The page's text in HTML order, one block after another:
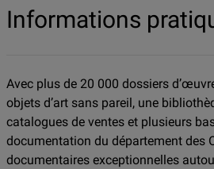
Informations
Avec plus de 20 000 dossiers
objets d’art sans pareil, une
catalogues de ventes et plusieurs
documentation du département des
documentaires exceptionnelles